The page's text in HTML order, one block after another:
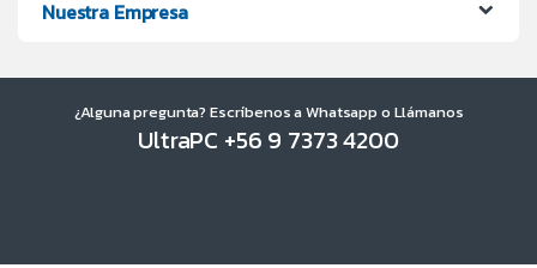
Nuestra Empresa
¿Alguna pregunta? Escríbenos a Whatsapp o Llámanos
UltraPC +56 9 7373 4200